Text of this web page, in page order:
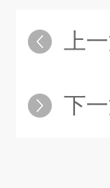
上
下一